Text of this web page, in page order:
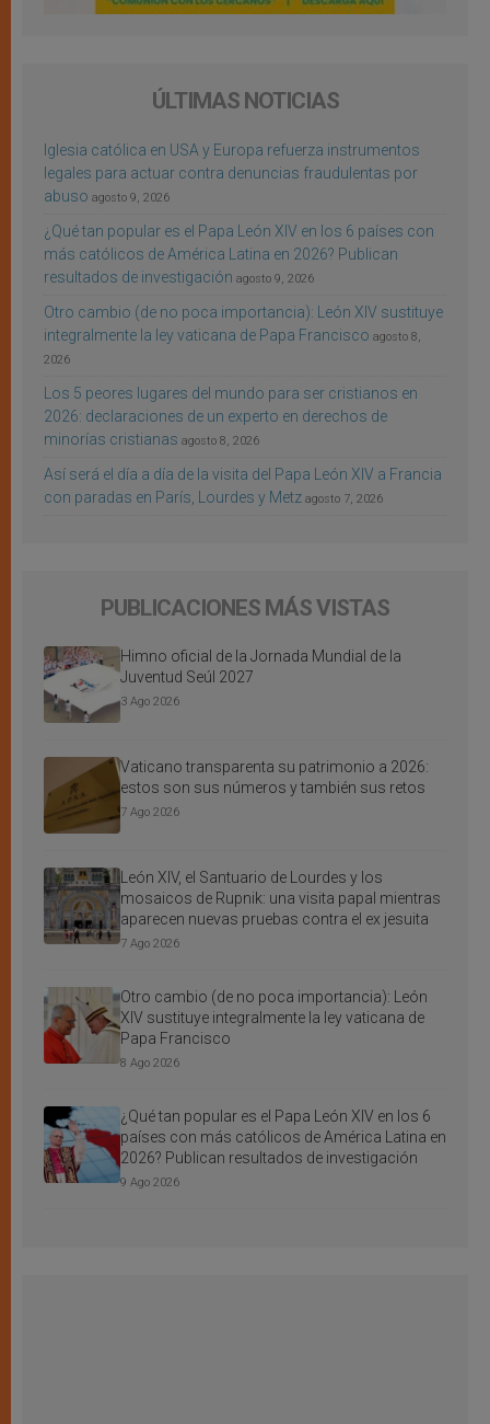
ÚLTIMAS NOTICIAS
Iglesia católica en USA y Europa refuerza instrumentos
legales para actuar contra denuncias fraudulentas por
abuso agosto 9, 2026
¿Qué tan popular es el Papa León XIV en los 6 países con
más católicos de América Latina en 2026? Publican
resultados de investigación agosto 9, 2026
Otro cambio (de no poca importancia): León XIV sustituye
integralmente la ley vaticana de Papa Francisco agosto 8,
2026
Los 5 peores lugares del mundo para ser cristianos en
2026: declaraciones de un experto en derechos de
minorías cristianas agosto 8, 2026
Así será el día a día de la visita del Papa León XIV a Francia
con paradas en París, Lourdes y Metz agosto 7, 2026
PUBLICACIONES MÁS VISTAS
Himno oficial de la Jornada Mundial de la
Juventud Seúl 2027
3 Ago 2026
Vaticano transparenta su patrimonio a 2026:
estos son sus números y también sus retos
7 Ago 2026
León XIV, el Santuario de Lourdes y los
mosaicos de Rupnik: una visita papal mientras
aparecen nuevas pruebas contra el ex jesuita
7 Ago 2026
Otro cambio (de no poca importancia): León
XIV sustituye integralmente la ley vaticana de
Papa Francisco
8 Ago 2026
¿Qué tan popular es el Papa León XIV en los 6
países con más católicos de América Latina en
2026? Publican resultados de investigación
9 Ago 2026